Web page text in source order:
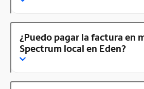
¿Puedo pagar la factura en
Spectrum local en Eden?